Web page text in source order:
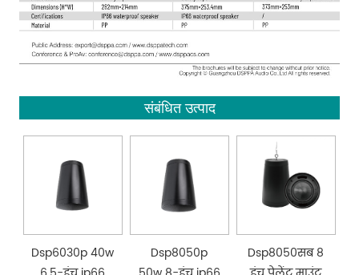
संबंधित उत्पाद
Dsp6030p 40w
Dsp8050p
Dsp8050सब 8